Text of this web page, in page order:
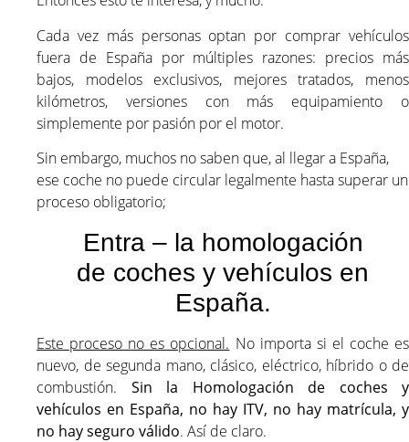
Cada vez más personas optan por comprar vehículos
fuera de España por múltiples razones: precios más
bajos, modelos exclusivos, mejores tratados, menos
kilómetros, versiones con más equipamiento o
simplemente por pasión por el motor.
Sin embargo, muchos no saben que, al llegar a España,
ese coche no puede circular legalmente hasta superar un
proceso obligatorio;
Entra – la homologación
de coches y vehículos en
España.
Este proceso no es opcional. No importa si el coche es
nuevo, de segunda mano, clásico, eléctrico, híbrido o de
combustión. Sin la Homologación de coches y
vehículos en España, no hay ITV, no hay matrícula, y
no hay seguro válido. Así de claro.